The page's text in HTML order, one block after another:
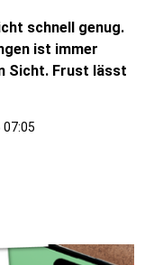
schnell genug.
ist immer
Sicht. Frust lässt